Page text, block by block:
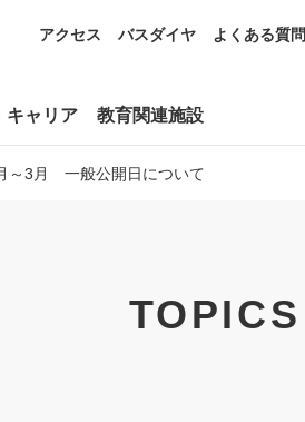
アクセス バスダイヤ よくある質問
キャリア 教育関連施設
～3月 一般公開日について
TOPICS